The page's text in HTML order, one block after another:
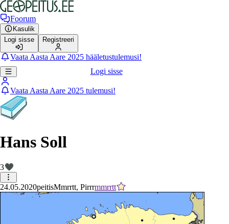
Foorum
Kasulik
Logi sisse
Registreeri
Vaata Aasta Aare 2025 hääletustulemusi!
Logi sisse
Vaata Aasta Aare 2025 tulemusi!
Hans Soll
3
24.05.2020peitisMmrrtt, Pirrrmmrrtt